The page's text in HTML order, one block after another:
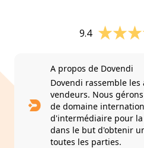
9.4
A propos de Dovendi
Dovendi rassemble les
vendeurs. Nous
de domaine
d'intermédiaire pour la
dans le but d'obtenir
toutes les parties.